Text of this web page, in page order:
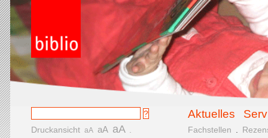
Aktuelles
Druckansicht aA aA aA Fachstellen